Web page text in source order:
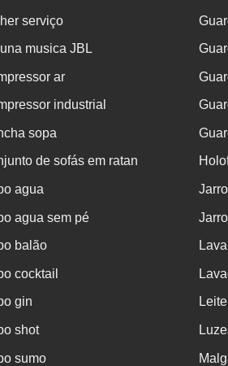
serviço
musica JBL
ar
industrial
sopa
de sofás em ratan
agua
agua sem pé
balão
cocktail
gin
shot
sumo